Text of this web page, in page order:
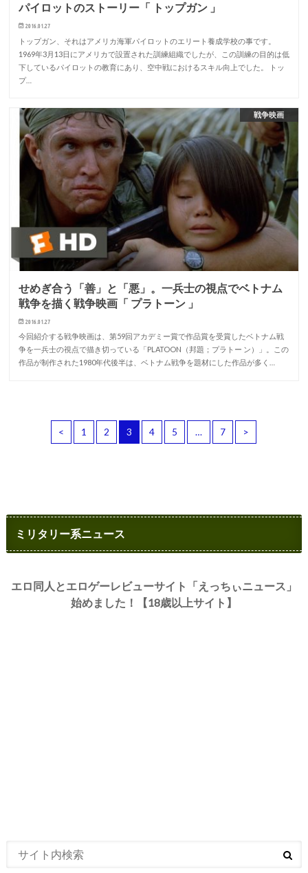
パイロットのストーリー「 トップガン 」
2016.01.27
トップガン、それはアメリカ海軍パイロットのエリート養成学校の事です。
1969年3月13日にアメリカで設置された訓練組織でしたが、この訓練の目的は低
下しているパイロットの教育にあり、空中戦におけるスキル向上でした。 トッ
プ…
戦争映画
せめぎ合う「善」と「悪」。一兵士の視点でベトナム
戦争を描く戦争映画「 プラトーン 」
2016.01.27
今回紹介する戦争映画は、第59回アカデミー賞で作品賞を受賞したベトナム戦
争を一兵士の視点で描き切っている「PLATOON（邦題；プラトー ン）」。この
作品が制作された1980年代後半は、ベトナム戦争を題材にした作品が多く…
< 1 2 3 4 5 … 7 >
ミリタリー系ニュース
エロ同人とエロゲーレビューサイト「えっちぃニュース」
始めました！【18歳以上サイト】